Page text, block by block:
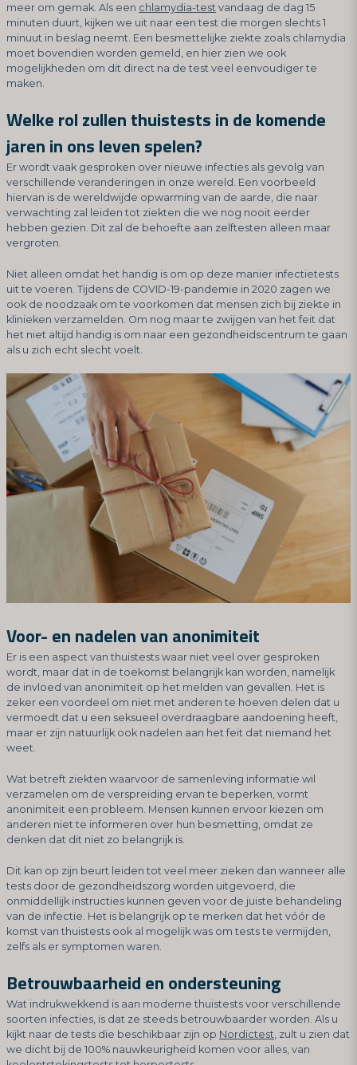
meer om gemak. Als een chlamydia-test vandaag de dag 15
minuten duurt, kijken we uit naar een test die morgen slechts 1
minuut in beslag neemt. Een besmettelijke ziekte zoals chlamydia
moet bovendien worden gemeld, en hier zien we ook
mogelijkheden om dit direct na de test veel eenvoudiger te
maken.
Welke rol zullen thuistests in de komende
jaren in ons leven spelen?
Er wordt vaak gesproken over nieuwe infecties als gevolg van
verschillende veranderingen in onze wereld. Een voorbeeld
hiervan is de wereldwijde opwarming van de aarde, die naar
verwachting zal leiden tot ziekten die we nog nooit eerder
hebben gezien. Dit zal de behoefte aan zelftesten alleen maar
vergroten.
Niet alleen omdat het handig is om op deze manier infectietests
uit te voeren. Tijdens de COVID-19-pandemie in 2020 zagen we
ook de noodzaak om te voorkomen dat mensen zich bij ziekte in
klinieken verzamelden. Om nog maar te zwijgen van het feit dat
het niet altijd handig is om naar een gezondheidscentrum te gaan
als u zich echt slecht voelt.
Voor- en nadelen van anonimiteit
Er is een aspect van thuistests waar niet veel over gesproken
wordt, maar dat in de toekomst belangrijk kan worden, namelijk
de invloed van anonimiteit op het melden van gevallen. Het is
zeker een voordeel om niet met anderen te hoeven delen dat u
vermoedt dat u een seksueel overdraagbare aandoening heeft,
maar er zijn natuurlijk ook nadelen aan het feit dat niemand het
weet.
Wat betreft ziekten waarvoor de samenleving informatie wil
verzamelen om de verspreiding ervan te beperken, vormt
anonimiteit een probleem. Mensen kunnen ervoor kiezen om
anderen niet te informeren over hun besmetting, omdat ze
denken dat dit niet zo belangrijk is.
Dit kan op zijn beurt leiden tot veel meer zieken dan wanneer alle
tests door de gezondheidszorg worden uitgevoerd, die
onmiddellijk instructies kunnen geven voor de juiste behandeling
van de infectie. Het is belangrijk op te merken dat het vóór de
komst van thuistests ook al mogelijk was om tests te vermijden,
zelfs als er symptomen waren.
Betrouwbaarheid en ondersteuning
Wat indrukwekkend is aan moderne thuistests voor verschillende
soorten infecties, is dat ze steeds betrouwbaarder worden. Als u
kijkt naar de tests die beschikbaar zijn op Nordictest, zult u zien dat
we dicht bij de 100% nauwkeurigheid komen voor alles, van